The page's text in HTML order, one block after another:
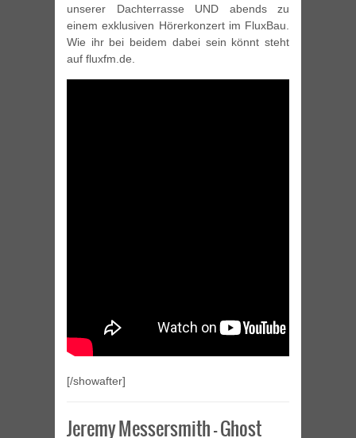
unserer Dachterrasse UND abends zu
einem exklusiven Hörerkonzert im FluxBau.
Wie ihr bei beidem dabei sein könnt steht
auf fluxfm.de.
[/showafter]
Jeremy Messersmith – Ghost